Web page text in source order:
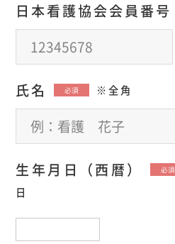
日本看護協会会員番号
氏名 必須 ※全角
生年月日（西暦） 必須
日